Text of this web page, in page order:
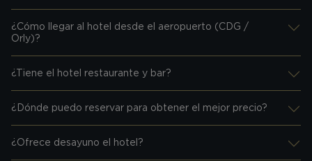
¿Cómo llegar al hotel desde el aeropuerto (CDG /
Orly)?
Desplegar información
¿Tiene el hotel restaurante y bar?
Desplegar información
¿Dónde puedo reservar para obtener el mejor precio?
Desplegar información
¿Ofrece desayuno el hotel?
Desplegar información